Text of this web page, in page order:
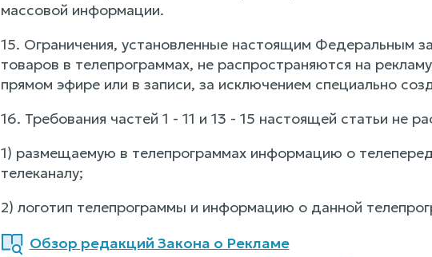
массовой информации.
15. Ограничения, установленные настоящим Федеральным
товаров в телепрограммах, не распространяются на
прямом эфире или в записи, за исключением специально
16. Требования частей 1 - 11 и 13 - 15 настоящей статьи не
1) размещаемую в телепрограммах информацию о
телеканалу;
2) логотип телепрограммы и информацию о данной
Обзор редакций Закона о Рекламе